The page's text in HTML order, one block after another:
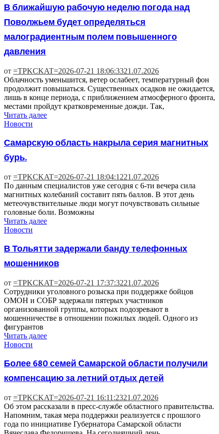
В ближайшую рабочую неделю погода над
Поволжьем будет определяться
малоградиентным полем повышенного
давления
от =TPKCKAT=2026-07-21 18:06:3321.07.2026
Облачность уменьшится, ветер ослабеет, температурный фон
продолжит повышаться. Существенных осадков не ожидается,
лишь в конце периода, с приближением атмосферного фронта,
местами пройдут кратковременные дожди. Так,
Читать далее
Новости
Самарскую область накрыла серия магнитных
бурь.
от =TPKCKAT=2026-07-21 18:04:1221.07.2026
По данным специалистов уже сегодня с 6-ти вечера сила
магнитных колебаний составит пять баллов. В этот день
метеочувствительные люди могут почувствовать сильные
головные боли. Возможны
Читать далее
Новости
В Тольятти задержали банду телефонных
мошенников
от =TPKCKAT=2026-07-21 17:37:3221.07.2026
Сотрудники уголовного розыска при поддержке бойцов
ОМОН и СОБР задержали пятерых участников
организованной группы, которых подозревают в
мошенничестве в отношении пожилых людей. Одного из
фигурантов
Читать далее
Новости
Более 680 семей Самарской области получили
компенсацию за летний отдых детей
от =TPKCKAT=2026-07-21 16:11:2321.07.2026
Об этом рассказали в пресс-службе областного правительства.
Напомним, такая мера поддержки реализуется с прошлого
года по инициативе Губернатора Самарской области